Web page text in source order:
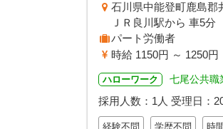
石川県中能登町鹿島
ＪＲ良川駅から 車5分
パート労働者
時給 1150円 ～ 1250円
ハローワーク 七尾公共
採用人数：1人 受理日：
経験不問 学歴不問 時